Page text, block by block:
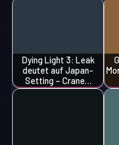
Dying Light 3: Leak
deutet auf Japan-
Setting – Crane…